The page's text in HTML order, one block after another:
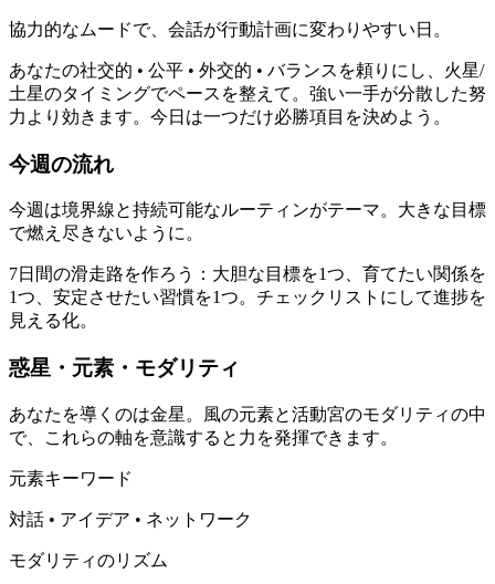
協力的なムードで、会話が行動計画に変わりやすい日。
あなたの社交的 • 公平 • 外交的 • バランスを頼りにし、火星/
土星のタイミングでペースを整えて。強い一手が分散した努
力より効きます。今日は一つだけ必勝項目を決めよう。
今週の流れ
今週は境界線と持続可能なルーティンがテーマ。大きな目標
で燃え尽きないように。
7日間の滑走路を作ろう：大胆な目標を1つ、育てたい関係を
1つ、安定させたい習慣を1つ。チェックリストにして進捗を
見える化。
惑星・元素・モダリティ
あなたを導くのは金星。風の元素と活動宮のモダリティの中
で、これらの軸を意識すると力を発揮できます。
元素キーワード
対話 • アイデア • ネットワーク
モダリティのリズム